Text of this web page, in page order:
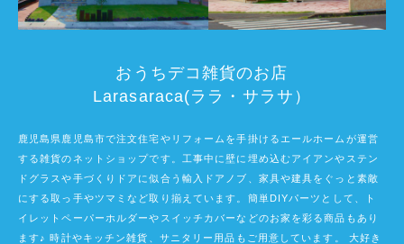
おうちデコ雑貨のお店
Larasaraca(ララ・サラサ）
鹿児島県鹿児島市で注文住宅やリフォームを手掛けるエールホームが運営
する雑貨のネットショップです。工事中に壁に埋め込むアイアンやステン
ドグラスや手づくりドアに似合う輸入ドアノブ、家具や建具をぐっと素敵
にする取っ手やツマミなど取り揃えています。簡単DIYパーツとして、ト
イレットペーパーホルダーやスイッチカバーなどのお家を彩る商品もあり
ます♪ 時計やキッチン雑貨、サニタリー用品もご用意しています。 大好き